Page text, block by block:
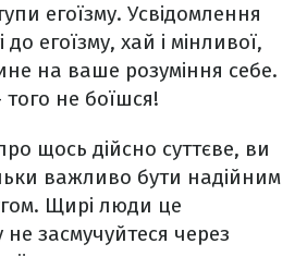
егоїзму. Усвідомлення
до егоїзму, хай і мінливої,
на ваше розуміння себе.
не боїшся!
щось дійсно суттєве, ви
важливо бути надійним
Щирі люди це
засмучуйтеся через